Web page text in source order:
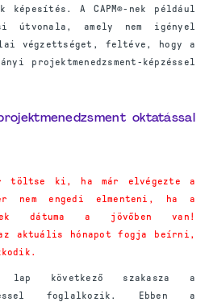
képesítés. A CAPM®-nek például
útvonala, amely nem igényel
végzettséget, feltéve, hogy a
projektmenedzsment-képzéssel
oktatással
töltse ki, ha már elvégezte a
nem engedi elmenteni, ha a
dátuma a jövőben van!
aktuális hónapot fogja beírni,
lap következő szakasza a
foglalkozik. Ebben a